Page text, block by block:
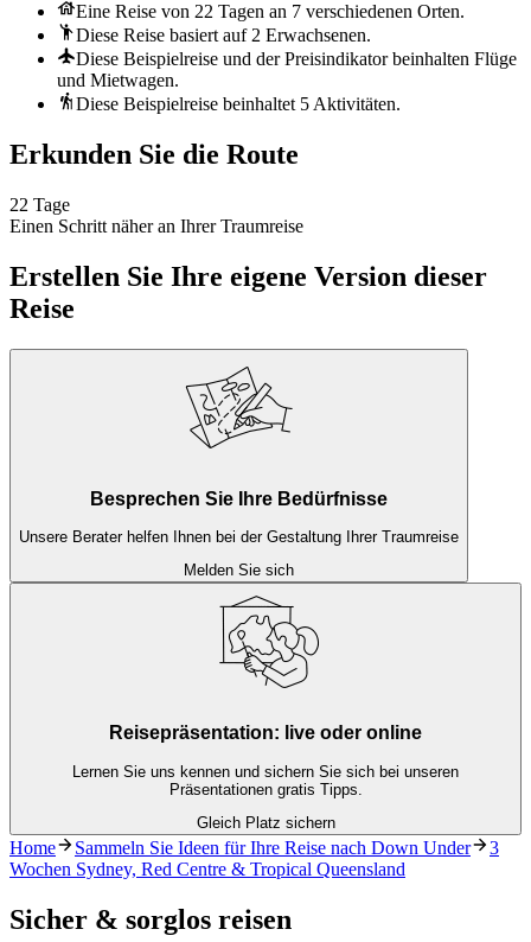
Eine Reise von 22 Tagen an 7 verschiedenen Orten.
Diese Reise basiert auf 2 Erwachsenen.
Diese Beispielreise und der Preisindikator beinhalten Flüge
und Mietwagen.
Diese Beispielreise beinhaltet 5 Aktivitäten.
Erkunden Sie die Route
22 Tage
Einen Schritt näher an Ihrer Traumreise
Erstellen Sie Ihre eigene Version dieser
Reise
Besprechen Sie Ihre Bedürfnisse
Unsere Berater helfen Ihnen bei der Gestaltung Ihrer Traumreise
Melden Sie sich
Reisepräsentation: live oder online
Lernen Sie uns kennen und sichern Sie sich bei unseren
Präsentationen gratis Tipps.
Gleich Platz sichern
Home Sammeln Sie Ideen für Ihre Reise nach Down Under
3
Wochen Sydney, Red Centre & Tropical Queensland
Sicher & sorglos reisen